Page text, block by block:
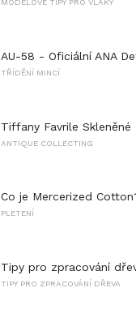
MODELOVÉ TIPY PRO VLAKY
AU-58 - Oficiální ANA
TŘÍDĚNÍ MINCÍ
Tiffany Favrile Skleněné
ANTIQUE COLLECTING
Co je Mercerized
PLETENÍ
Tipy pro zpracování
TIPY PRO ZPRACOVÁNÍ DŘEVA